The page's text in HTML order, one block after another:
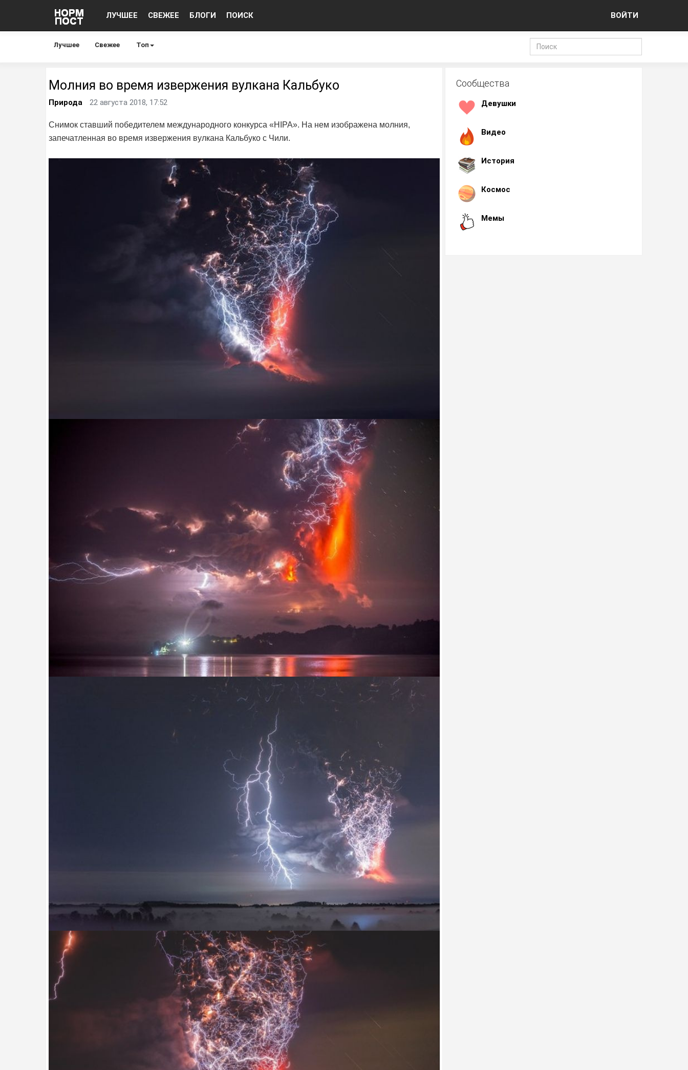
ЛУЧШЕЕ СВЕЖЕЕ БЛОГИ ПОИСК ВОЙТИ
Лучшее Свежее Топ
Молния во время извержения вулкана Кальбуко
Природа 22 августа 2018, 17:52
Снимок ставший победителем международного конкурса «HIPA». На нем изображена молния,
запечатленная во время извержения вулкана Кальбуко с Чили.
Сообщества
Девушки
Видео
История
Космос
Мемы